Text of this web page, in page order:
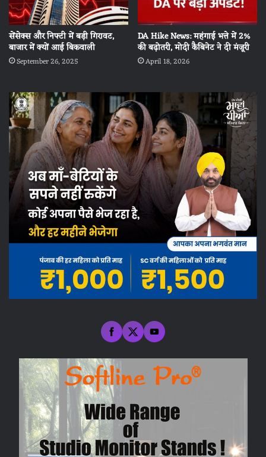
सेंसेक्स और निफ्टी में बड़ी गिरावट,
बाजार में क्यों आई बिकवाली
September 26, 2025
DA Hike News: महंगाई भत्ते में 2%
की बढ़ोतरी, मोदी कैबिनेट ने दी मंजूरी
April 18, 2026